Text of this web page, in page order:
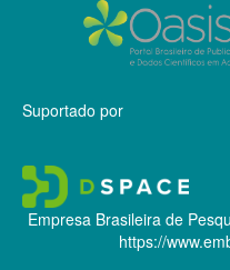
Suportado por
Empresa Brasileira de
https://